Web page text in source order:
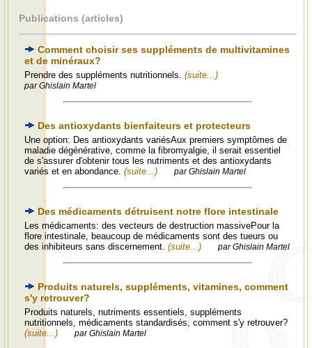
Publications (articles)
Comment choisir ses suppléments de multivitamines
et de minéraux?
Prendre des suppléments nutritionnels. (suite...)
par Ghislain Martel
Des antioxydants bienfaiteurs et protecteurs
Une option: Des antioxydants variésAux premiers symptômes de
maladie dégénérative, comme la fibromyalgie, il serait essentiel
de s'assurer d'obtenir tous les nutriments et des antioxydants
variés et en abondance. (suite...) par Ghislain Martel
Des médicaments détruisent notre flore intestinale
Les médicaments: des vecteurs de destruction massivePour la
flore intestinale, beaucoup de médicaments sont des tueurs ou
des inhibiteurs sans discernement. (suite...) par Ghislain Martel
Produits naturels, suppléments, vitamines, comment
s'y retrouver?
Produits naturels, nutriments essentiels, suppléments
nutritionnels, médicaments standardisés, comment s'y retrouver?
(suite...)
par Ghislain Martel